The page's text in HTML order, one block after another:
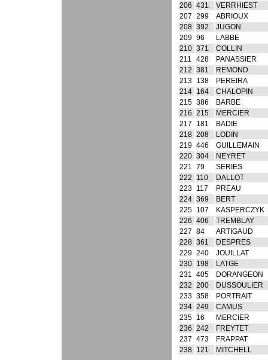
206 431
VERRHIEST
207 299
ABRIOUX
208 392
JUGON
209 96
LABBE
210 371
COLLIN
211
428
PANASSIER
212 381
REMOND
213 138
PEREIRA
214 164
CHALOPIN
215 386
BARBE
216 215
MERCIER
217
181
BADIE
218 208
LODIN
219 446
GUILLEMAIN
220 304
NEYRET
221 79
SERIES
222
110
DALLOT
223 117
PREAU
224 369
BERT
225 107
KASPERCZYK
226 406
TREMBLAY
227 84
ARTIGAUD
228 361
DESPRES
229 240
JOUILLAT
230 198
LATGE
231 405
DORANGEON
232 200
DUSSOULIER
233 358
PORTRAIT
234 249
CAMUS
235 16
MERCIER
236 242
FREYTET
237 473
FRAPPAT
238 121 MITCHELL